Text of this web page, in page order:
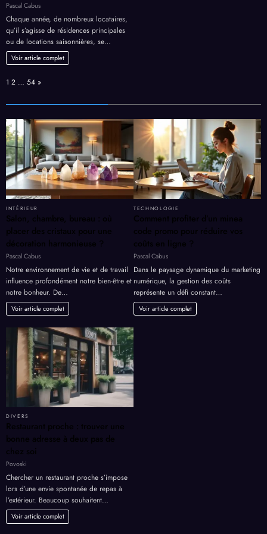
Pascal Cabus
Chaque année, de nombreux locataires,
qu’il s’agisse de résidences principales
ou de locations saisonnières, se…
Voir article complet
Page:
1 2 … 54 Next
»
INTÉRIEUR
Salon, chambre, bureau : où
placer des cristaux pour une
décoration harmonieuse ?
Pascal Cabus
Notre environnement de vie et de travail
influence profondément notre bien-être et
notre bonheur. De…
Voir article complet
TECHNOLOGIE
Comment profiter d’un minea
code promo pour réduire vos
coûts en ligne ?
Pascal Cabus
Dans le paysage dynamique du marketing
numérique, la gestion des coûts
représente un défi constant…
Voir article complet
DIVERS
Restaurant proche : trouver une
bonne adresse à deux pas de
chez soi
Povoski
Chercher un restaurant proche s’impose
lors d’une envie spontanée de repas à
l’extérieur. Beaucoup souhaitent…
Voir article complet